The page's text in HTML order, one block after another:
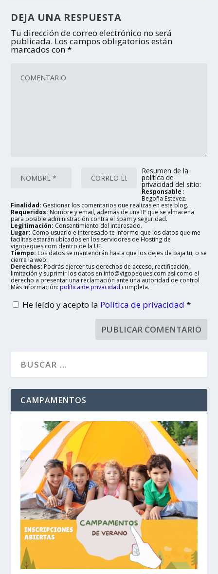
DEJA UNA RESPUESTA
Tu dirección de correo electrónico no será
publicada. Los campos obligatorios están
marcados con*
Resumen de la
política de
privacidad del sitio:
Responsable :
Begoña Estévez.
Finalidad: Gestionar los comentarios que realizas en este blog.
Requeridos: Nombre y email, además de una IP que se almacena
para posible administración contra el Spam y seguridad.
Legitimación: Consentimiento del interesado.
Lugar: Como usuario e interesado te informo que los datos que me
facilitas estarán ubicados en los servidores de Hosting de
vigopeques.com dentro de la UE.
Tiempo: Los datos se mantendrán hasta que los dejes de baja tu, o se
cierre la web.
Derechos: Podrás ejercer tus derechos de acceso, rectificación,
limitación y suprimir los datos en info@vigopeques.com así como el
derecho a presentar una reclamación ante una autoridad de control
Más Información: política de privacidad completa.
He leído y acepto la Política de privacidad*
CAMPAMENTOS